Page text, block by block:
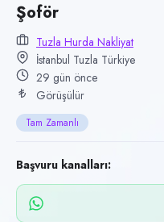
Konum
Tuzla, İstanbul
Çalışma şekli
Tam Zamanlı
Yayın tarihi
9 Temmuz 2026
Son geçerlilik
7 Ekim 2026
Başvuru kanalları
Şoför
Tuzla Hurda Nakliyat
İstanbul Tuzla Türkiye
29 gün önce
Görüşülür
Tam Zamanlı
Başvuru kanalları: